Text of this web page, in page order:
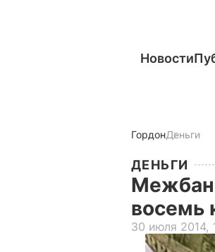
Новости
ГордонДеньги
ДЕНЬГИ
восемь
30 июля 2014,